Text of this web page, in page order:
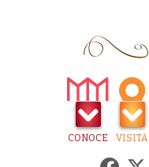
CONOCE VISITA